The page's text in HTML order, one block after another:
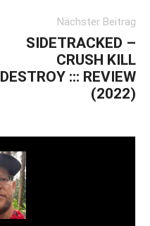
Nächster Beitrag
SIDETRACKED –
CRUSH KILL
DESTROY ::: REVIEW
(2022)